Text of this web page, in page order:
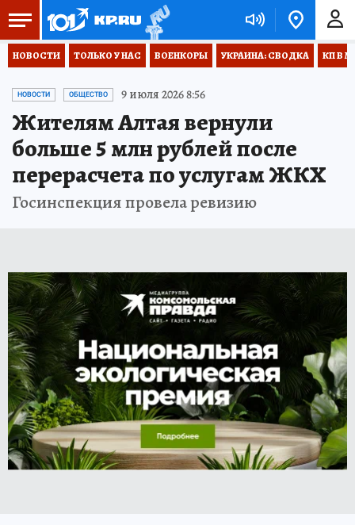
НОВОСТИ ТОЛЬКО У НАС ВОЕНКОРЫ УКРАИНА: СВОДКА КП В
НОВОСТИ ОБЩЕСТВО 9 июля 2026 8:56
Жителям Алтая вернули
больше 5 млн рублей после
перерасчета по услугам ЖКХ
Госинспекция провела ревизию